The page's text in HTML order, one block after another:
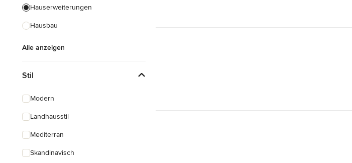
Hauserweiterungen
Hausbau
Alle anzeigen
Stil
Modern
Landhausstil
Mediterran
Skandinavisch